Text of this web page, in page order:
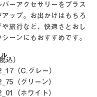
ーアクセサリーをプラス
ップ。お出かけはもちろ
旅行など、快適さとおし
ーンにもおすすめです。
込）
（C.グレー）
（グリーン）
ホワイト）